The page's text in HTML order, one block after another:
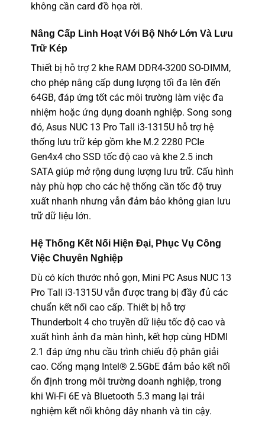
không cần card đồ họa rời.
Nâng Cấp Linh Hoạt Với Bộ Nhớ Lớn Và Lưu
Trữ Kép
Thiết bị hỗ trợ 2 khe RAM DDR4-3200 SO-DIMM,
cho phép nâng cấp dung lượng tối đa lên đến
64GB, đáp ứng tốt các môi trường làm việc đa
nhiệm hoặc ứng dụng doanh nghiệp. Song song
đó, Asus NUC 13 Pro Tall i3-1315U hỗ trợ hệ
thống lưu trữ kép gồm khe M.2 2280 PCIe
Gen4x4 cho SSD tốc độ cao và khe 2.5 inch
SATA giúp mở rộng dung lượng lưu trữ. Cấu hình
này phù hợp cho các hệ thống cần tốc độ truy
xuất nhanh nhưng vẫn đảm bảo không gian lưu
trữ dữ liệu lớn.
Hệ Thống Kết Nối Hiện Đại, Phục Vụ Công
Việc Chuyên Nghiệp
Dù có kích thước nhỏ gọn, Mini PC Asus NUC 13
Pro Tall i3-1315U vẫn được trang bị đầy đủ các
chuẩn kết nối cao cấp. Thiết bị hỗ trợ
Thunderbolt 4 cho truyền dữ liệu tốc độ cao và
xuất hình ảnh đa màn hình, kết hợp cùng HDMI
2.1 đáp ứng nhu cầu trình chiếu độ phân giải
cao. Cổng mạng Intel® 2.5GbE đảm bảo kết nối
ổn định trong môi trường doanh nghiệp, trong
khi Wi-Fi 6E và Bluetooth 5.3 mang lại trải
nghiệm kết nối không dây nhanh và tin cậy.